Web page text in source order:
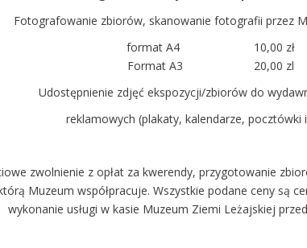
Fotografowanie zbiorów, skanowanie fotografii przez
format A4 10,00 zł
Format A3 20,00 zl
Udostępnienie zdjęć ekspozycji/zbiorów do
reklamowych (plakaty, kalendarze,
zwolnienie z opłat za kwerendy, przygotowanie
Muzeum współpracuje. Wszystkie podane ceny są
wykonanie usługi w kasie Muzeum Ziemi Leżajskiej